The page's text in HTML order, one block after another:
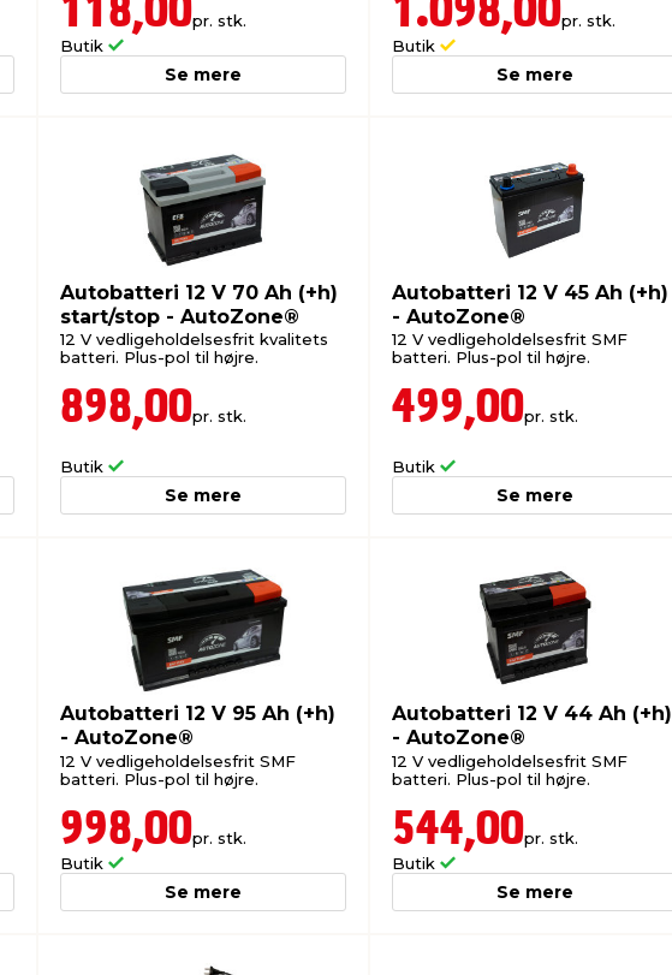
118,00pr. stk.
Butik
Se mere
1.098,00pr. stk.
Butik
Se mere
Autobatteri 12 V 70 Ah (+h)
start/stop - AutoZone®
12 V vedligeholdelsesfrit kvalitets
batteri. Plus-pol til højre.
898,00pr. stk.
Butik
Se mere
Autobatteri 12 V 45 Ah (+h)
- AutoZone®
12 V vedligeholdelsesfrit SMF
batteri. Plus-pol til højre.
499,00pr. stk.
Butik
Se mere
Autobatteri 12 V 95 Ah (+h)
- AutoZone®
12 V vedligeholdelsesfrit SMF
batteri. Plus-pol til højre.
998,00pr. stk.
Butik
Se mere
Autobatteri 12 V 44 Ah (+h)
- AutoZone®
12 V vedligeholdelsesfrit SMF
batteri. Plus-pol til højre.
544,00pr. stk.
Butik
Se mere